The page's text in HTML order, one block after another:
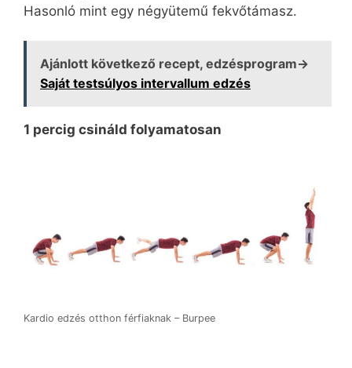
Hasonló mint egy négyütemű fekvőtámasz.
Ajánlott következő recept, edzésprogram→
Saját testsúlyos intervallum edzés
1 percig csináld folyamatosan
Kardio edzés otthon férfiaknak – Burpee